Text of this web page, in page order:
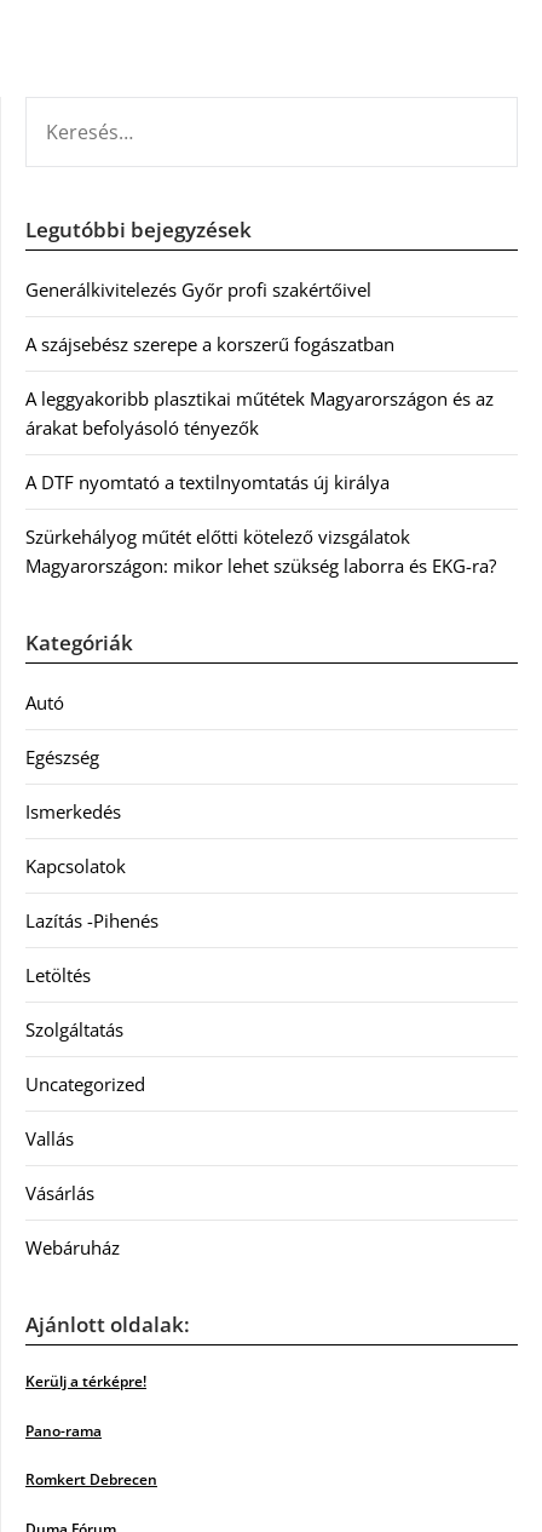
Legutóbbi bejegyzések
Generálkivitelezés Győr profi szakértőivel
A szájsebész szerepe a korszerű fogászatban
A leggyakoribb plasztikai műtétek Magyarországon és az
árakat befolyásoló tényezők
A DTF nyomtató a textilnyomtatás új királya
Szürkehályog műtét előtti kötelező vizsgálatok
Magyarországon: mikor lehet szükség laborra és EKG-ra?
Kategóriák
Autó
Egészség
Ismerkedés
Kapcsolatok
Lazítás -Pihenés
Letöltés
Szolgáltatás
Uncategorized
Vallás
Vásárlás
Webáruház
Ajánlott oldalak:
Kerülj a térképre!
Pano-rama
Romkert Debrecen